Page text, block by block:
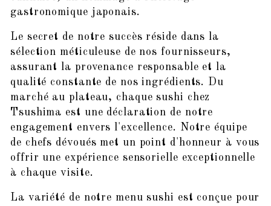
gastronomique japonais.
Le secret de notre succès réside dans la
sélection méticuleuse de nos fournisseurs,
assurant la provenance responsable et la
qualité constante de nos ingrédients. Du
marché au plateau, chaque sushi chez
Tsushima est une déclaration de notre
engagement envers l'excellence. Notre équipe
de chefs dévoués met un point d'honneur à vous
offrir une expérience sensorielle exceptionnelle
à chaque visite.
La variété de notre menu sushi est conçue pour